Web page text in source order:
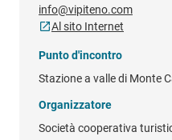
info@vipiteno.com
Al sito Internet
Punto d'incontro
Stazione a valle di Monte
Organizzatore
Società cooperativa